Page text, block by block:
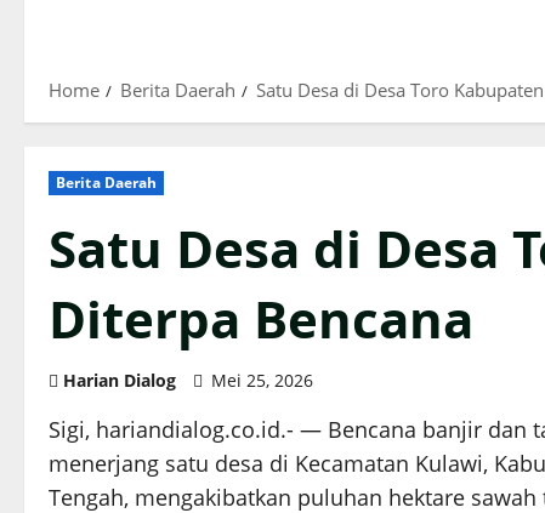
Home Berita Daerah Satu Desa di Desa Toro
Berita Daerah
Satu Desa di Desa
Diterpa Bencana
Harian Dialog Mei 25, 2026
Sigi, hariandialog.co.id.- — Bencana banjir dan
menerjang satu desa di Kecamatan Kulawi,
Tengah, mengakibatkan puluhan hektare